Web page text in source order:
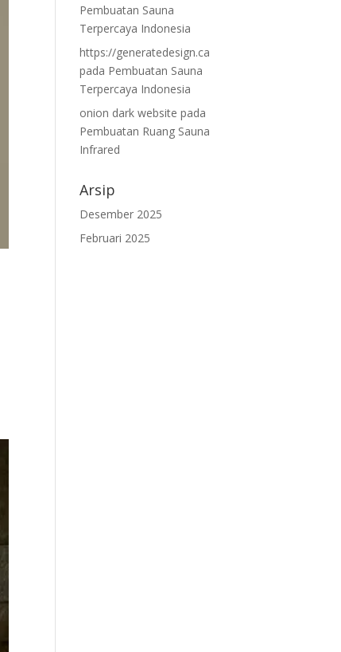
Pembuatan Sauna
Terpercaya Indonesia
https://generatedesign.ca
pada Pembuatan Sauna
Terpercaya Indonesia
onion dark website pada
Pembuatan Ruang Sauna
Infrared
Arsip
Desember 2025
Februari 2025